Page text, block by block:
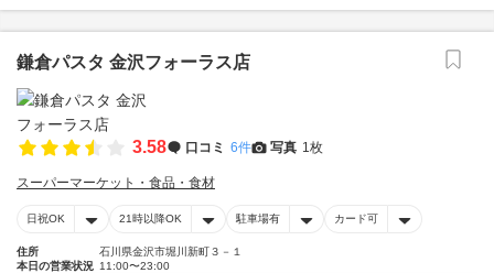
鎌倉パスタ 金沢フォーラス店
3.58 口コミ 6件 写真 1枚
スーパーマーケット・食品・食材
日祝OK 21時以降OK 駐車場有 カード可
住所
石川県金沢市堀川新町３－１
本日の営業状況 11:00〜23:00